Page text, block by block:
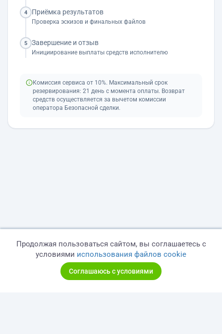
4 Приёмка результатов
Проверка эскизов и финальных файлов
5 Завершение и отзыв
Инициирование выплаты средств исполнителю
Комиссия сервиса от 10%. Максимальный срок
резервирования: 21 день с момента оплаты. Возврат
средств осуществляется за вычетом комиссии
оператора Безопасной сделки.
Продолжая пользоваться сайтом, вы соглашаетесь с
условиями использования файлов cookie
Соглашаюсь с условиями